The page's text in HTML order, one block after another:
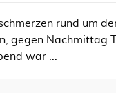
rund um
gegen Nachmittag
war ...